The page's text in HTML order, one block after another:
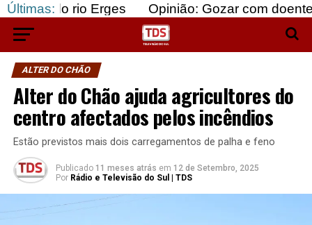
Últimas:
Erges Opinião: Gozar com doentes e
ALTER DO CHÃO
Alter do Chão ajuda agricultores do
centro afectados pelos incêndios
Estão previstos mais dois carregamentos de palha e feno
Publicado 11 meses atrás em 12 de Setembro, 2025
Por Rádio e Televisão do Sul | TDS